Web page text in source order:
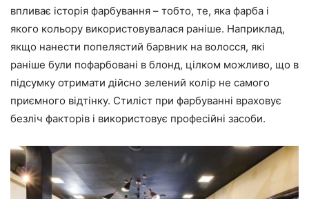
впливає історія фарбування – тобто, те, яка фарба і
якого кольору використовувалася раніше. Наприклад,
якщо нанести попелястий барвник на волосся, які
раніше були пофарбовані в блонд, цілком можливо, що в
підсумку отримати дійсно зелений колір не самого
приємного відтінку. Стиліст при фарбуванні враховує
безліч факторів і використовує професійні засоби.